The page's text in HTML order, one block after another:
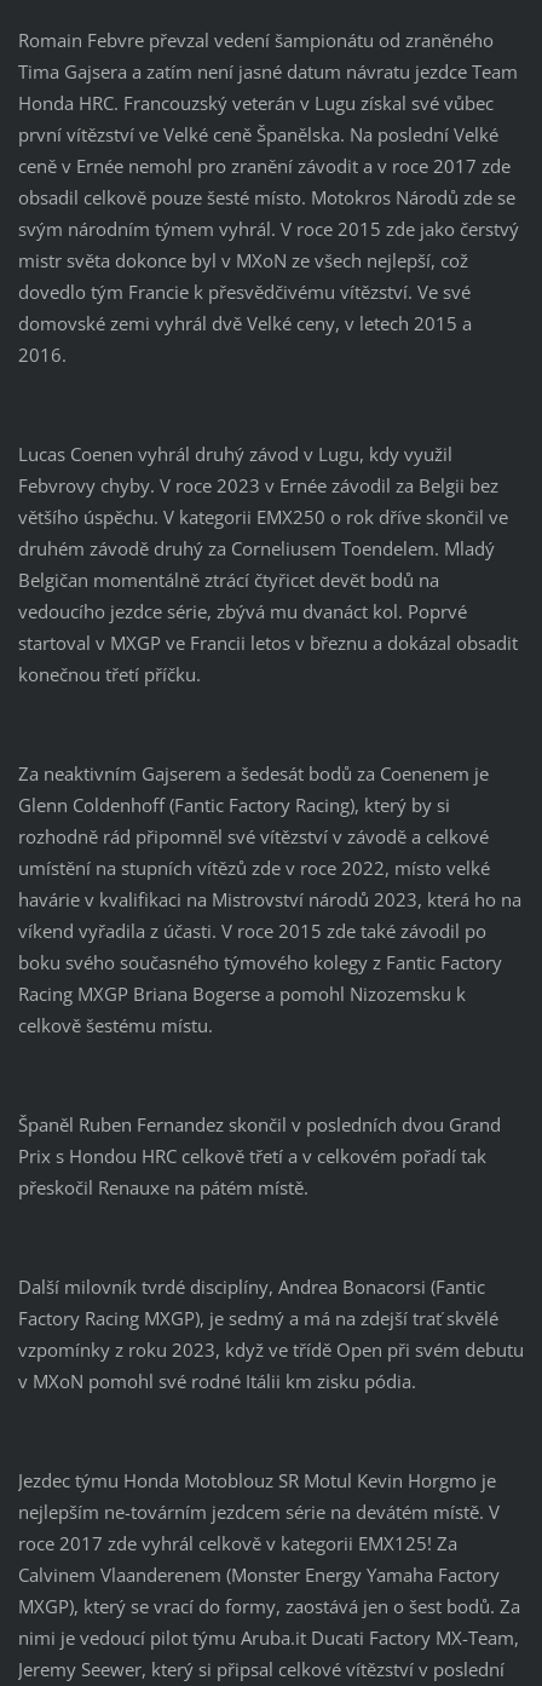
Romain Febvre převzal vedení šampionátu od zraněného
Tima Gajsera a zatím není jasné datum návratu jezdce Team
Honda HRC. Francouzský veterán v Lugu získal své vůbec
první vítězství ve Velké ceně Španělska. Na poslední Velké
ceně v Ernée nemohl pro zranění závodit a v roce 2017 zde
obsadil celkově pouze šesté místo. Motokros Národů zde se
svým národním týmem vyhrál. V roce 2015 zde jako čerstvý
mistr světa dokonce byl v MXoN ze všech nejlepší, což
dovedlo tým Francie k přesvědčivému vítězství. Ve své
domovské zemi vyhrál dvě Velké ceny, v letech 2015 a
2016.
Lucas Coenen vyhrál druhý závod v Lugu, kdy využil
Febvrovy chyby. V roce 2023 v Ernée závodil za Belgii bez
většího úspěchu. V kategorii EMX250 o rok dříve skončil ve
druhém závodě druhý za Corneliusem Toendelem. Mladý
Belgičan momentálně ztrácí čtyřicet devět bodů na
vedoucího jezdce série, zbývá mu dvanáct kol. Poprvé
startoval v MXGP ve Francii letos v březnu a dokázal obsadit
konečnou třetí příčku.
Za neaktivním Gajserem a šedesát bodů za Coenenem je
Glenn Coldenhoff (Fantic Factory Racing), který by si
rozhodně rád připomněl své vítězství v závodě a celkové
umístění na stupních vítězů zde v roce 2022, místo velké
havárie v kvalifikaci na Mistrovství národů 2023, která ho na
víkend vyřadila z účasti. V roce 2015 zde také závodil po
boku svého současného týmového kolegy z Fantic Factory
Racing MXGP Briana Bogerse a pomohl Nizozemsku k
celkově šestému místu.
Španěl Ruben Fernandez skončil v posledních dvou Grand
Prix s Hondou HRC celkově třetí a v celkovém pořadí tak
přeskočil Renauxe na pátém místě.
Další milovník tvrdé disciplíny, Andrea Bonacorsi (Fantic
Factory Racing MXGP), je sedmý a má na zdejší trať skvělé
vzpomínky z roku 2023, když ve třídě Open při svém debutu
v MXoN pomohl své rodné Itálii km zisku pódia.
Jezdec týmu Honda Motoblouz SR Motul Kevin Horgmo je
nejlepším ne-továrním jezdcem série na devátém místě. V
roce 2017 zde vyhrál celkově v kategorii EMX125! Za
Calvinem Vlaanderenem (Monster Energy Yamaha Factory
MXGP), který se vrací do formy, zaostává jen o šest bodů. Za
nimi je vedoucí pilot týmu Aruba.it Ducati Factory MX-Team,
Jeremy Seewer, který si připsal celkové vítězství v poslední